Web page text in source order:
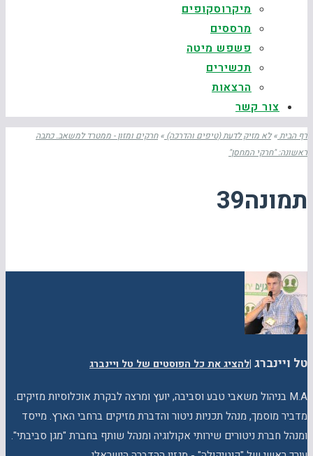
מיקרוסקופים
מרססים
פשפש מיטה
תכשירים
הרצאות
צור קשר
דף הבית» לא מזיק לדעת (טיפים והדרכה) » חרקים ומזון - ממטרד למשאב. כתבה
ראשונה: "חרקי המחסן"
תמונה39
טל ויינברג |להציג את כל הפוסטים של טל ויינברג
M.A בניהול משאבי טבע וסביבה, יועץ ומרצה לבקרת אוכלוסיות מזיקים.
מדביר מוסמך, מנהל תכניות ניטור והדברת מזיקים ברחבי הארץ. מייסד
ומנהל חברת ניטורים שירותי אקולוגיה ומנהל שותף בחברת "מגן סביבתי".